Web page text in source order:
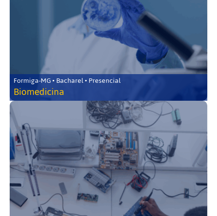
Formiga-MG • Bacharel • Presencial
Biomedicina